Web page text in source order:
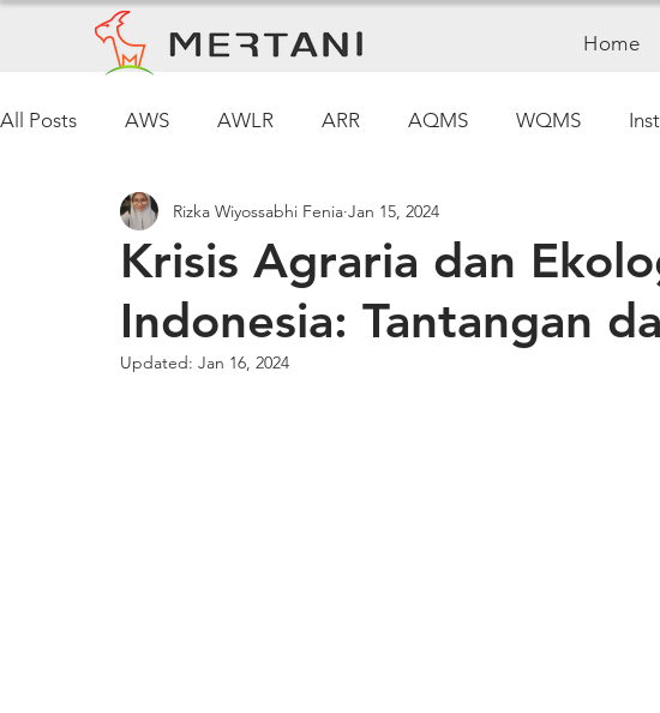
Home
All Posts AWS AWLR ARR AQMS WQMS
Pemantauan Cuaca
Krisis Agraria dan
Indonesia: Tantangan
Rizka Wiyossabhi Fenia Jan 15, 2024
Updated: Jan 16, 2024